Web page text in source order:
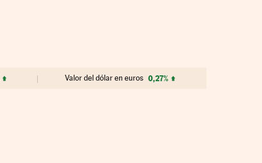
Valor del dólar en euros 0,27%